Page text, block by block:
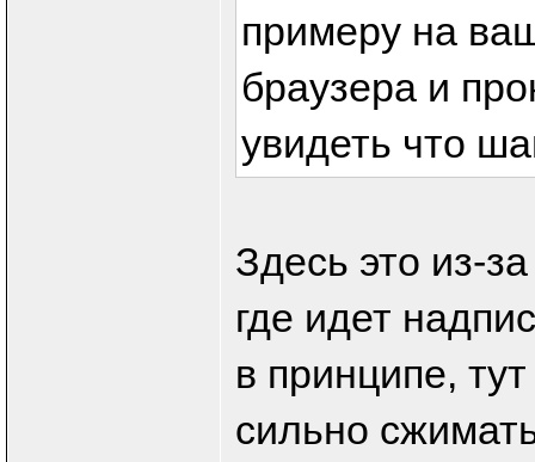
примеру на
браузера и
увидеть что
Здесь это из-
где идет
в принципе,
сильно